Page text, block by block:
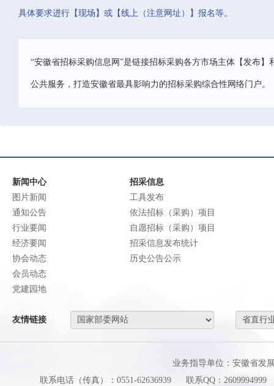
具体要求进行【现场】或【线上（注意网址）】报名等。
“安徽省招标采购信息网”是链接招标采购各方市场主体【发布
公共服务，打造安徽省最具影响力的招标采购综合性网络门户。
新闻中心
图片新闻
通知公告
行业要闻
经济要闻
协会动态
会员动态
党建园地
招采信息
工具发布
依法招标（采购）项目
自愿招标（采购）项目
招采信息发布统计
历史公告公示
友情链接
业务指导单位：安徽省发
联系电话（传真）：0551-62636939
联系QQ：2609994999